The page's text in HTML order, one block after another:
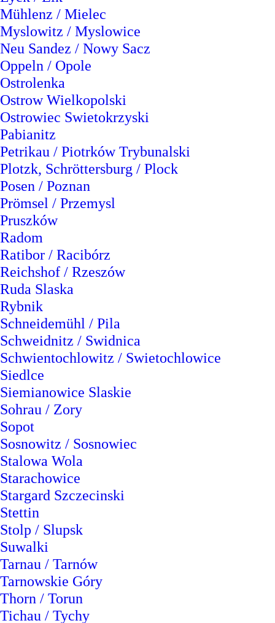
Mühlenz / Mielec
Myslowitz / Myslowice
Neu Sandez / Nowy Sacz
Oppeln / Opole
Ostrolenka
Ostrow Wielkopolski
Ostrowiec Swietokrzyski
Pabianitz
Petrikau / Piotrków Trybunalski
Plotzk, Schröttersburg / Plock
Posen / Poznan
Prömsel / Przemysl
Pruszków
Radom
Ratibor / Racibórz
Reichshof / Rzeszów
Ruda Slaska
Rybnik
Schneidemühl / Pila
Schweidnitz / Swidnica
Schwientochlowitz / Swietochlowice
Siedlce
Siemianowice Slaskie
Sohrau / Zory
Sopot
Sosnowitz / Sosnowiec
Stalowa Wola
Starachowice
Stargard Szczecinski
Stettin
Stolp / Slupsk
Suwalki
Tarnau / Tarnów
Tarnowskie Góry
Thorn / Torun
Tichau / Tychy